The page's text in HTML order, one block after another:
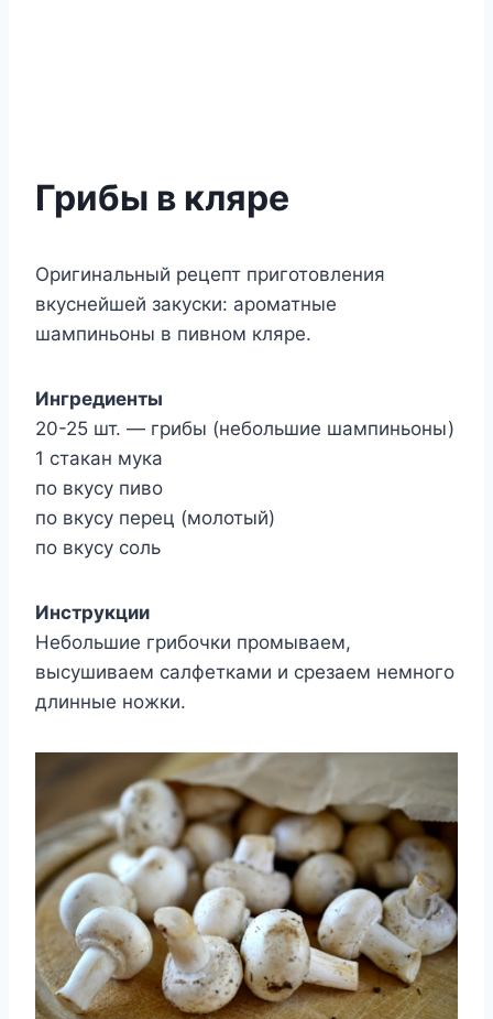
Грибы в кляре
Оригинальный рецепт приготовления
вкуснейшей закуски: ароматные
шампиньоны в пивном кляре.
Ингредиенты
20-25 шт. — грибы (небольшие шампиньоны)
1 стакан мука
по вкусу пиво
по вкусу перец (молотый)
по вкусу соль
Инструкции
Небольшие грибочки промываем,
высушиваем салфетками и срезаем немного
длинные ножки.